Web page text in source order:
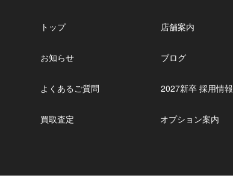
トップ 店舗案内
お知らせ ブログ
よくあるご質問 2027新卒 採用情報
買取査定 オプション案内